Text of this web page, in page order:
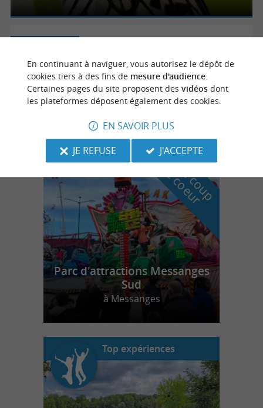
Aqualoisirs Sanguinet
n
o
t
r
e
c
o
u
p
d
e
c
o
e
u
r
Parc d'attractions Messanges
Sud
à Messanges
Top expériences
En continuant à naviguer, vous autorisez le dépôt de
cookies tiers à des fins de mesure d'audience.
Certaines pages du site proposent des vidéosdont
les plateformes déposent également des cookies.
EN SAVOIR PLUS
JE REFUSE
J'ACCEPTE